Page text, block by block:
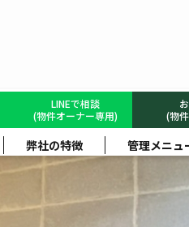
LINEで相談
(物件オーナー専用)
(物
弊社の特徴 管理メニュ